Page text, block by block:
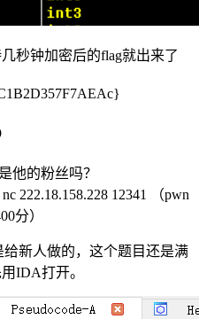
秒钟加密后的flag就出来了
他的粉丝吗？
nc 222.18.158.228 12341 （pwn
分）
新人做的，这个题目还是满
IDA打开。